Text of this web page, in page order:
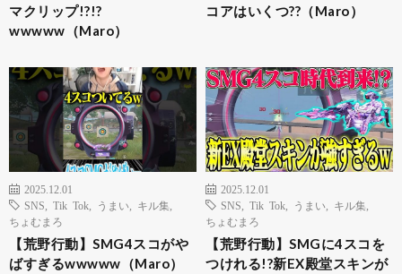
マクリップ!?!?
wwwww（Maro）
コアはいくつ??（Maro）
2025.12.01
SNS
Tik Tok うまい キル集
ちょむまろ
【荒野行動】SMG4スコがや
ばすぎるwwwww（Maro）
2025.12.01
SNS
Tik Tok うまい キル集
ちょむまろ
【荒野行動】SMGに4スコを
つけれる!?新EX殿堂スキンが